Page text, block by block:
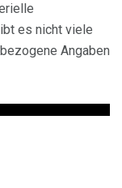
es nicht viele
Angaben